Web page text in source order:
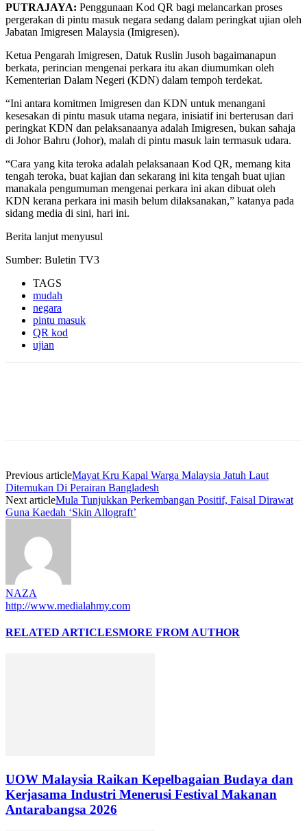
PUTRAJAYA: Penggunaan Kod QR bagi melancarkan proses
pergerakan di pintu masuk negara sedang dalam peringkat ujian oleh
Jabatan Imigresen Malaysia (Imigresen).
Ketua Pengarah Imigresen, Datuk Ruslin Jusoh bagaimanapun
berkata, perincian mengenai perkara itu akan diumumkan oleh
Kementerian Dalam Negeri (KDN) dalam tempoh terdekat.
“Ini antara komitmen Imigresen dan KDN untuk menangani
kesesakan di pintu masuk utama negara, inisiatif ini berterusan dari
peringkat KDN dan pelaksanaanya adalah Imigresen, bukan sahaja
di Johor Bahru (Johor), malah di pintu masuk lain termasuk udara.
“Cara yang kita teroka adalah pelaksanaan Kod QR, memang kita
tengah teroka, buat kajian dan sekarang ini kita tengah buat ujian
manakala pengumuman mengenai perkara ini akan dibuat oleh
KDN kerana perkara ini masih belum dilaksanakan,” katanya pada
sidang media di sini, hari ini.
Berita lanjut menyusul
Sumber: Buletin TV3
TAGS
mudah
negara
pintu masuk
QR kod
ujian
Previous articleMayat Kru Kapal Warga Malaysia Jatuh Laut
Ditemukan Di Perairan Bangladesh
Next articleMula Tunjukkan Perkembangan Positif, Faisal Dirawat
Guna Kaedah ‘Skin Allograft’
NAZA
http://www.medialahmy.com
RELATED ARTICLESMORE FROM AUTHOR
UOW Malaysia Raikan Kepelbagaian Budaya dan
Kerjasama Industri Menerusi Festival Makanan
Antarabangsa 2026